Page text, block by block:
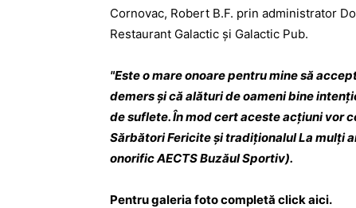
Cornovac, Robert B.F. prin administrator
Restaurant Galactic şi Galactic Pub.
"Este o mare onoare pentru mine să
demers şi că alături de oameni bine
de suflete. În mod cert aceste acţiuni vor
Sărbători Fericite şi tradiţionalul La mulţi
onorific AECTS Buzăul Sportiv).
Pentru galeria foto completă click aici.